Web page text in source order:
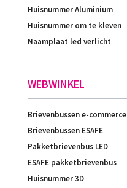
Huisnummer Aluminium
Huisnummer om te kleven
Naamplaat led verlicht
WEBWINKEL
Brievenbussen e-commerce
Brievenbussen ESAFE
Pakketbrievenbus LED
ESAFE pakketbrievenbus
Huisnummer 3D